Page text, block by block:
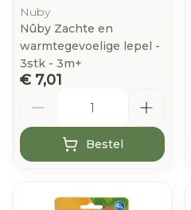
Nuby
Nûby Zachte en
warmtegevoelige lepel -
3stk - 3m+
€ 7,01
Bestel